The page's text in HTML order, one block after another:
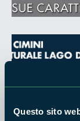
Questo sito